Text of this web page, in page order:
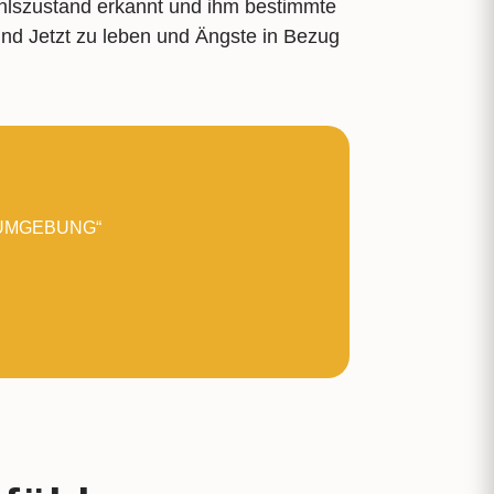
erkannt und ihm bestimmte
Jetzt zu leben und Ängste in Bezug